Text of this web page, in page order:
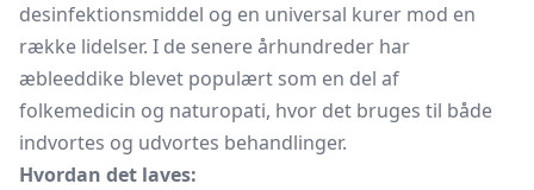
desinfektionsmiddel og en universal kurer mod en
række lidelser. I de senere århundreder har
æbleeddike blevet populært som en del af
folkemedicin og naturopati, hvor det bruges til både
indvortes og udvortes behandlinger.
Hvordan det laves: